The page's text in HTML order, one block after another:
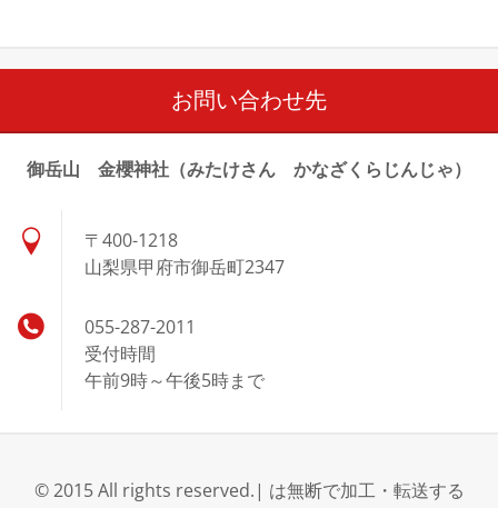
お問い合わせ先
御岳山 金櫻神社（みたけさん かなざくらじんじゃ）
〒400-1218
山梨県甲府市御岳町2347
055-287-2011
受付時間
午前9時～午後5時まで
© 2015 All rights reserved.| は無断で加工・転送する